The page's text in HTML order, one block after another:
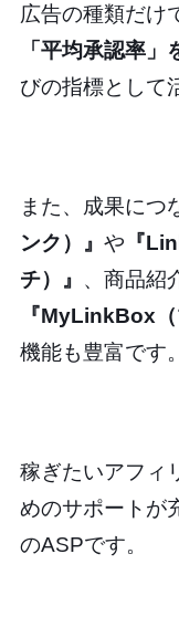
広告の種類だけ
「平均承認率」
びの指標として
また、成果につ
ンク）』 や 『
チ）』 、商品紹
『MyLinkBox
機能も豊富です。
稼ぎたいアフィ
めのサポートが
のASPです。